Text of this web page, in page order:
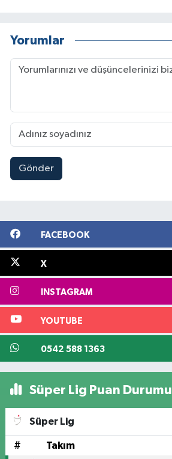
Yorumlar
Gönder
FACEBOOK
X
INSTAGRAM
YOUTUBE
0542 588 1363
Süper Lig Puan Durumu
Süper Lig
# Takım